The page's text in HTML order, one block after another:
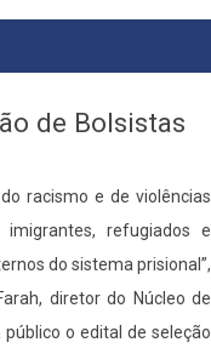
de Bolsistas
racismo e de violências
refugiados e
do sistema prisional”,
diretor do Núcleo de
o edital de seleção